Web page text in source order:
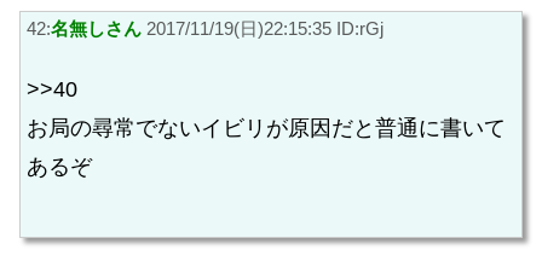
42:名無しさん 2017/11/19(日)22:15:35 ID:rGj
>>40
お局の尋常でないイビリが原因だと普通に書いて
あるぞ